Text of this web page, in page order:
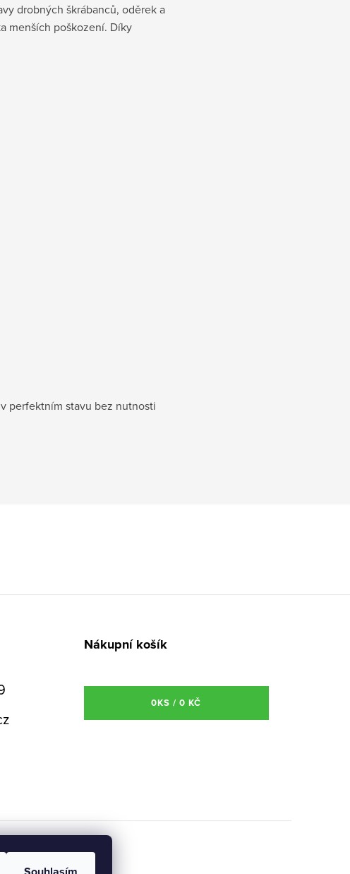
drobných škrábanců, oděrek a
menších poškození. Díky
perfektním stavu bez nutnosti
Nákupní košík
0KS /0 KČ